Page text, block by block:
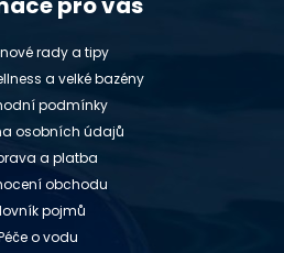
rady a tipy
a velké bazény
podmínky
osobních údajů
a platba
obchodu
pojmů
o vodu